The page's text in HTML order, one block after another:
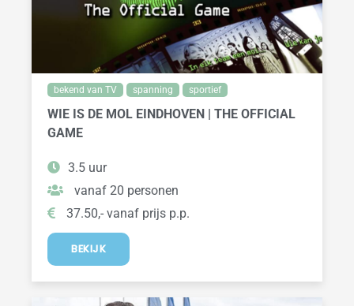
bekend van TV spanning sportief
WIE IS DE MOL EINDHOVEN | THE OFFICIAL
GAME
3.5 uur
vanaf 20 personen
37.50,- vanaf prijs p.p.
BEKIJK